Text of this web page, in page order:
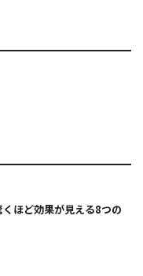
ほど効果が見える8つの